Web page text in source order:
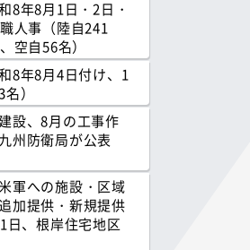
8年8月1日・2日・
人事（陸自241
空自56名）
8年8月4日付け、1
）
設、8月の工事作
州防衛局が公表
軍への施設・区域
加提供・新規提供
日、根岸住宅地区